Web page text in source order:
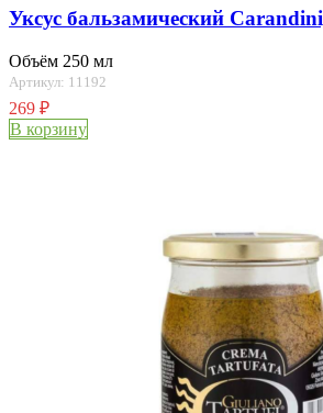
Уксус бальзамический
Объём 250 мл
Артикул: 11192
269 ₽
В корзину